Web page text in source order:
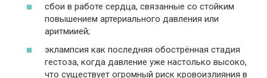
сбои в работе сердца, связанные со стойким
повышением артериального давления или
аритмиией;
эклампсия как последняя обострённая стадия
гестоза, когда давление уже настолько высоко,
что существует огромный риск кровоизлияния в